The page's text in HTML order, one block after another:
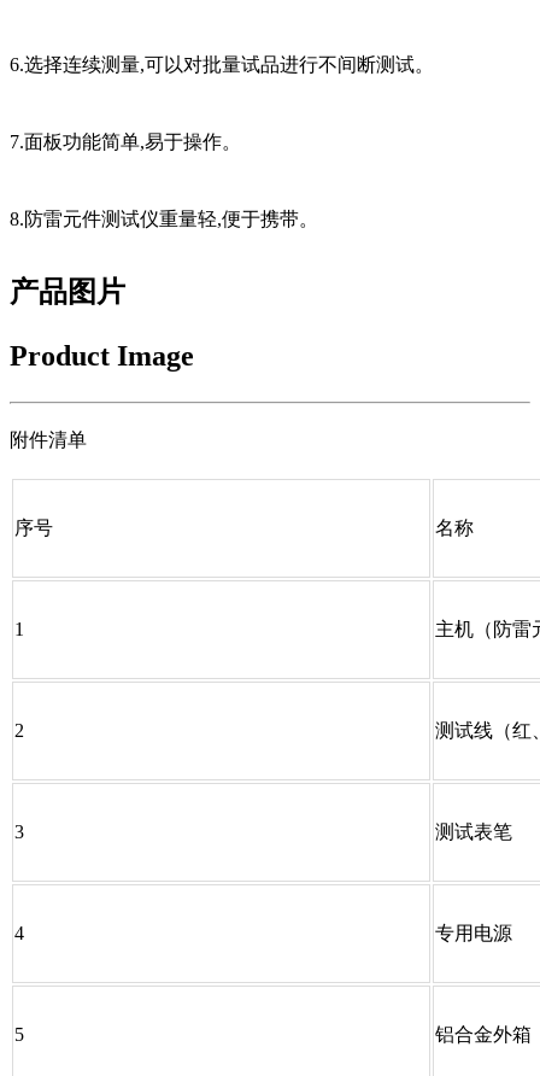
6.选择连续测量,可以对批量试品进行不间断测试。
7.面板功能简单,易于操作。
8.防雷元件测试仪重量轻,便于携带。
产品图片
Product Image
附件清单
序号 名称
1 主机（防雷
2 测试线（红
3 测试表笔
4 专用电源
5 铝合金外箱